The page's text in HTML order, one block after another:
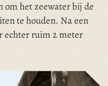
het zeewater bij de
te houden. Na een
echter ruim 2 meter